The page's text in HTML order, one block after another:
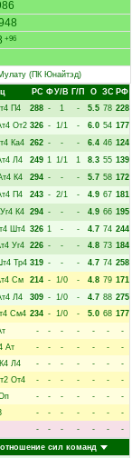
+96
(ПК Юнайтэд)
РC ФУ/В Г/П О ЗС РФ
П4 288 - 1 - 5.5 78 228
От2 326 - 1/1 - 6.0 54 177
Ка4 262 - - - 6.4 46 124
Л4 249 1 1/1 1 8.3 55 139
К4 294 - - - 5.7 58 172
П4 243 - 2/1 - 4.9 67 181
Уг4 К4 294 - - - 4.9 66 195
Шт4 326 1 - - 4.7 74 244
Уг4 226 - - - 4.8 73 184
Тр4 319 - - - 4.7 74 258
См 214 - 1/0 - 4.8 79 171
Л4 309 - 1/0 - 4.7 88 275
См4 234 - 1/0 - 5.0 68 177
- - - - - -
-
Ат - - - - - -
-
К4 Л4 - - - - - -
-
От4 - - - - - -
-
- - - - - -
-
- - - - - -
-
- - - - - -
-
сил команд